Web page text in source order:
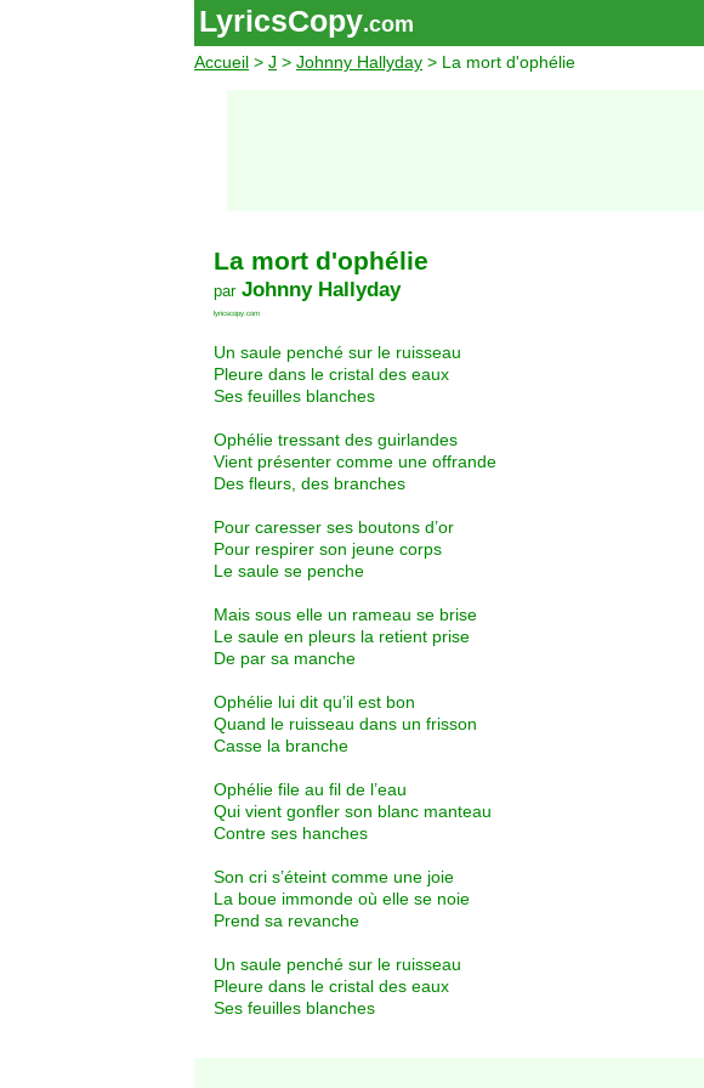
LyricsCopy.com
Accueil > J > Johnny Hallyday > La mort d'ophélie
La mort d'ophélie
par Johnny Hallyday
lyricscopy.com
Un saule penché sur le ruisseau
Pleure dans le cristal des eaux
Ses feuilles blanches
Ophélie tressant des guirlandes
Vient présenter comme une offrande
Des fleurs, des branches
Pour caresser ses boutons d’or
Pour respirer son jeune corps
Le saule se penche
Mais sous elle un rameau se brise
Le saule en pleurs la retient prise
De par sa manche
Ophélie lui dit qu’il est bon
Quand le ruisseau dans un frisson
Casse la branche
Ophélie file au fil de l’eau
Qui vient gonfler son blanc manteau
Contre ses hanches
Son cri s’éteint comme une joie
La boue immonde où elle se noie
Prend sa revanche
Un saule penché sur le ruisseau
Pleure dans le cristal des eaux
Ses feuilles blanches